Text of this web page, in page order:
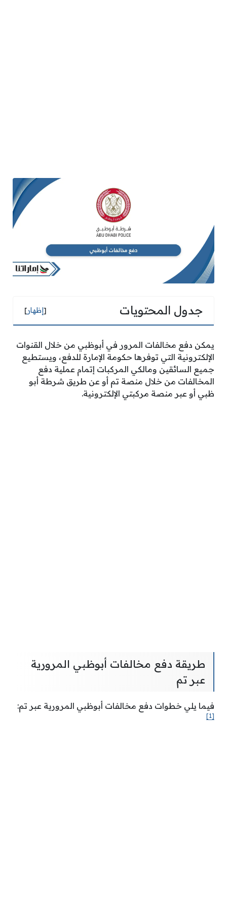
جدول المحتويات [إظهار]
يمكن دفع مخالفات المرور في أبوظبي من خلال القنوات
الإلكترونية التي توفرها حكومة الإمارة للدفع، ويستطيع
جميع السائقين ومالكي المركبات إتمام عملية دفع
المخالفات من خلال منصة تم أو عن طريق شرطة أبو
ظبي أو عبر منصة مركبتي الإلكترونية.
طريقة دفع مخالفات أبوظبي المرورية
عبر تم
فيما يلي خطوات دفع مخالفات أبوظبي المرورية عبر تم:
[1]